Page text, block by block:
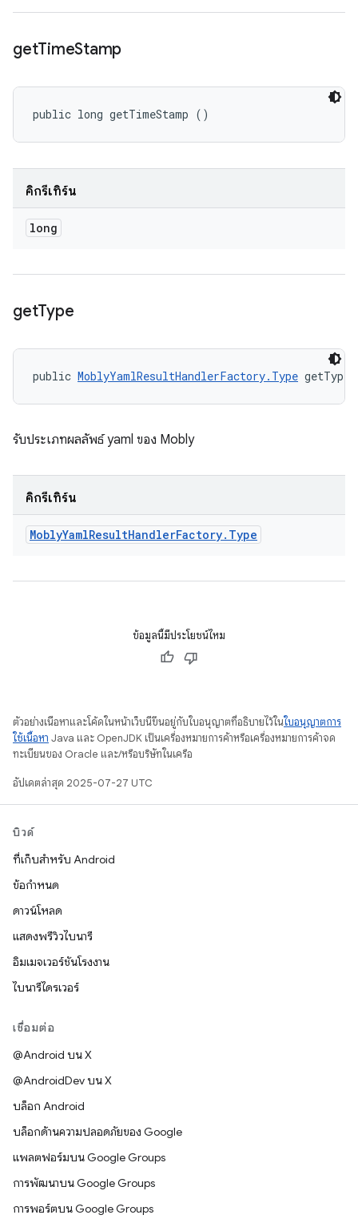
getTimeStamp
public long getTimeStamp ()
คิกรีเทิร์น
long
getType
public MoblyYamlResultHandlerFactory.Type
รับประเภทผลลัพธ์ yaml ของ Mobly
คิกรีเทิร์น
MoblyYamlResultHandlerFactory. Type
ข้อมูลนี้มีประโยชน์ไหม
ตัวอย่างเนื้อหาและโค้ดในหน้าเว็บนี้ขึ้นอยู่กับใบอนุญาตที่อธิบายไว้ในใบอนุญาตการ
ใช้เนื้อหา Java และ OpenJDK เป็นเครื่องหมายการค้าหรือเครื่องหมายการค้าจด
ทะเบียนของ Oracle และ/หรือบริษัทในเครือ
อัปเดตล่าสุด 2025-07-27 UTC
บิวด์
ที่เก็บสำหรับ Android
ข้อกำหนด
ดาวน์โหลด
แสดงพรีวิวไบนารี
อิมเมจเวอร์ชันโรงงาน
ไบนารีไดรเวอร์
เชื่อมต่อ
@Android บน X
@AndroidDev บน X
บล็อก Android
บล็อกด้านความปลอดภัยของ Google
แพลตฟอร์มบน Google Groups
การพัฒนาบน Google Groups
การพอร์ตบน Google Groups